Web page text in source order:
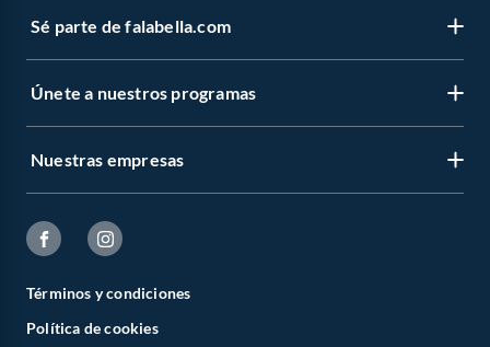
Sé parte de falabella.com
Únete a nuestros programas
Nuestras empresas
Términos y condiciones
Política de cookies